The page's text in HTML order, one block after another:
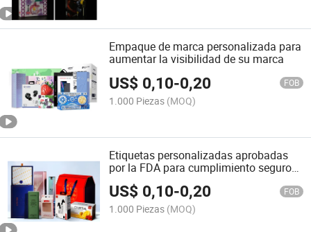
Empaque de marca personalizada para
aumentar la visibilidad de su marca
US$ 0,10-0,20 FOB
1.000 Piezas (MOQ)
Etiquetas personalizadas aprobadas
por la FDA para cumplimiento seguro
de grado alimenticio
US$ 0,10-0,20 FOB
1.000 Piezas (MOQ)